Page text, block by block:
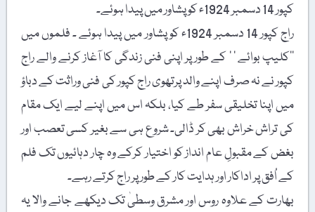
کپور 14 دسمبر 1924ء کو پشاور میں پیدا ہوئے۔
راج کپور 14 دسمبر 1924ء کو پشاور میں پیدا ہوئے ۔ فلموں میں
’’کلیپ بوائے ‘ ‘ کے طور پر اپنی فنی زندگی کا آغاز کرنے والے راج
کپور نے نہ صرف اپنے والد پرتھوی راج کپور کی فنی وراثت کے دباؤ
میں اپنا تخلیقی سفر طے کیا، بلکہ اس میں اپنے لیے ایک مقام
کی تراش خراش بھی کر ڈالی۔ شروع ہی سے بغیر کسی تعصب اور
بغض کے مقبولِ عام انداز کو اختیار کرکے وہ چار دہائیوں تک فلم
کے اُفق پر اداکار اور ہدایت کار کے طور پر راج کرتے رہے۔
بھارت کے علاوہ روس اور مشرق وسطیٰ تک دیکھے جانے والا یہ